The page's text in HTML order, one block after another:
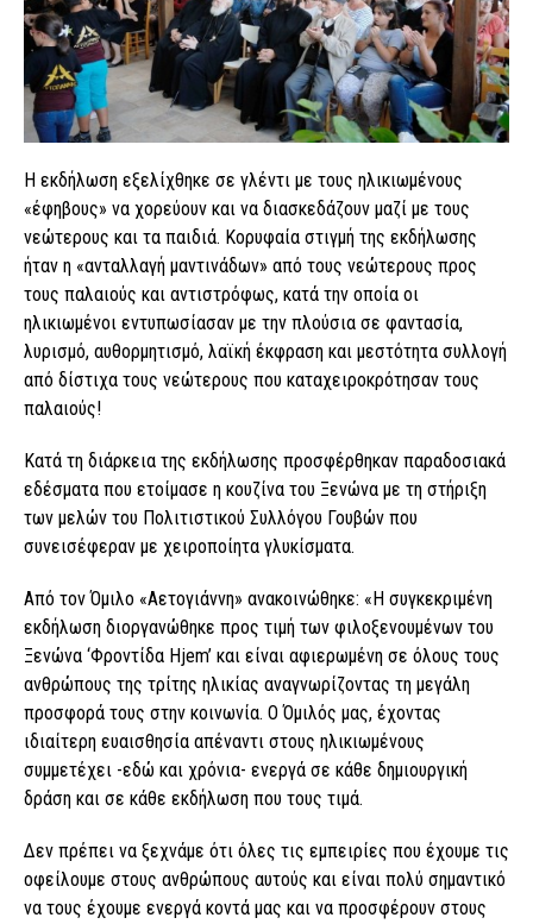
Η εκδήλωση εξελίχθηκε σε γλέντι με τους ηλικιωμένους
«έφηβους» να χορεύουν και να διασκεδάζουν μαζί με τους
νεώτερους και τα παιδιά. Κορυφαία στιγμή της εκδήλωσης
ήταν η «ανταλλαγή μαντινάδων» από τους νεώτερους προς
τους παλαιούς και αντιστρόφως, κατά την οποία οι
ηλικιωμένοι εντυπωσίασαν με την πλούσια σε φαντασία,
λυρισμό, αυθορμητισμό, λαϊκή έκφραση και μεστότητα συλλογή
από δίστιχα τους νεώτερους που καταχειροκρότησαν τους
παλαιούς!
Κατά τη διάρκεια της εκδήλωσης προσφέρθηκαν παραδοσιακά
εδέσματα που ετοίμασε η κουζίνα του Ξενώνα με τη στήριξη
των μελών του Πολιτιστικού Συλλόγου Γουβών που
συνεισέφεραν με χειροποίητα γλυκίσματα.
Από τον Όμιλο «Αετογιάννη» ανακοινώθηκε: «Η συγκεκριμένη
εκδήλωση διοργανώθηκε προς τιμή των φιλοξενουμένων του
Ξενώνα ‘Φροντίδα Hjem’ και είναι αφιερωμένη σε όλους τους
ανθρώπους της τρίτης ηλικίας αναγνωρίζοντας τη μεγάλη
προσφορά τους στην κοινωνία. Ο Όμιλός μας, έχοντας
ιδιαίτερη ευαισθησία απέναντι στους ηλικιωμένους
συμμετέχει -εδώ και χρόνια- ενεργά σε κάθε δημιουργική
δράση και σε κάθε εκδήλωση που τους τιμά.
Δεν πρέπει να ξεχνάμε ότι όλες τις εμπειρίες που έχουμε τις
οφείλουμε στους ανθρώπους αυτούς και είναι πολύ σημαντικό
να τους έχουμε ενεργά κοντά μας και να προσφέρουν στους